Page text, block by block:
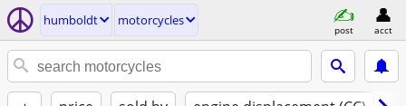
humboldt motorcycles
post acct